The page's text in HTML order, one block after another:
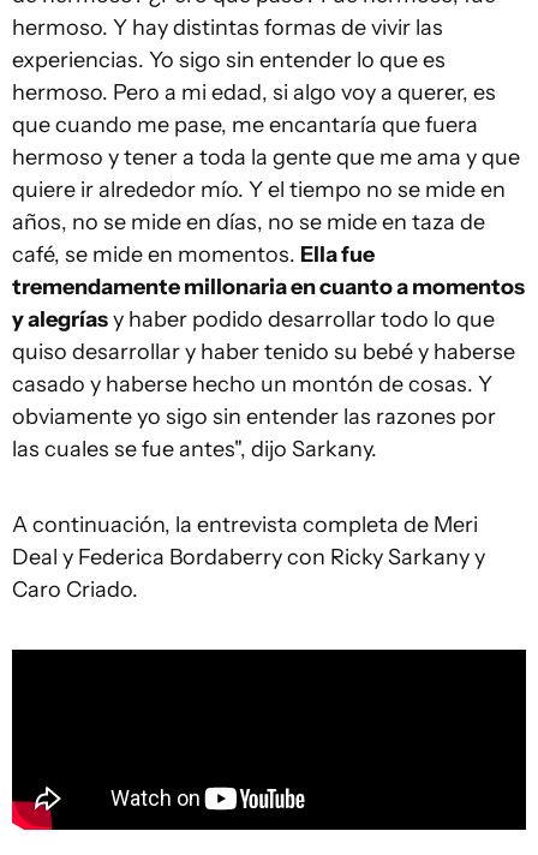
hermoso. Y hay distintas formas de vivir las
experiencias. Yo sigo sin entender lo que es
hermoso. Pero a mi edad, si algo voy a querer, es
que cuando me pase, me encantaría que fuera
hermoso y tener a toda la gente que me ama y que
quiere ir alrededor mío. Y el tiempo no se mide en
años, no se mide en días, no se mide en taza de
café, se mide en momentos. Ella fue
tremendamente millonaria en cuanto a momentos
y alegríasy haber podido desarrollar todo lo que
quiso desarrollar y haber tenido su bebé y haberse
casado y haberse hecho un montón de cosas. Y
obviamente yo sigo sin entender las razones por
las cuales se fue antes", dijo Sarkany.
A continuación, la entrevista completa de Meri
Deal y Federica Bordaberry con Ricky Sarkany y
Caro Criado.